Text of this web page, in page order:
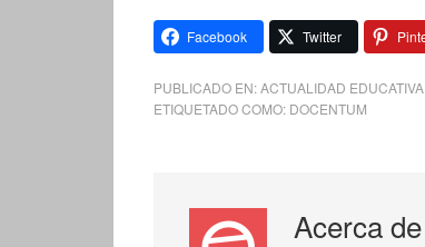
Facebook Twitter
PUBLICADO EN:ACTUALIDAD EDUCATIVA
ETIQUETADO COMO: DOCENTUM
Acerca de